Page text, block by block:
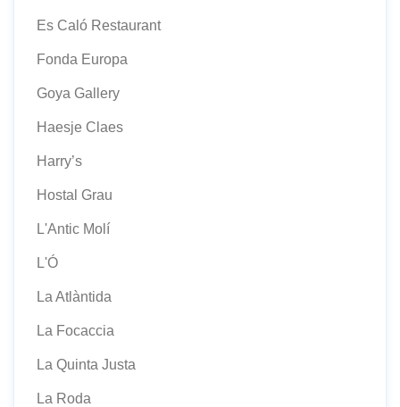
Es Caló Restaurant
Fonda Europa
Goya Gallery
Haesje Claes
Harry’s
Hostal Grau
L'Antic Molí
L'Ó
La Atlàntida
La Focaccia
La Quinta Justa
La Roda